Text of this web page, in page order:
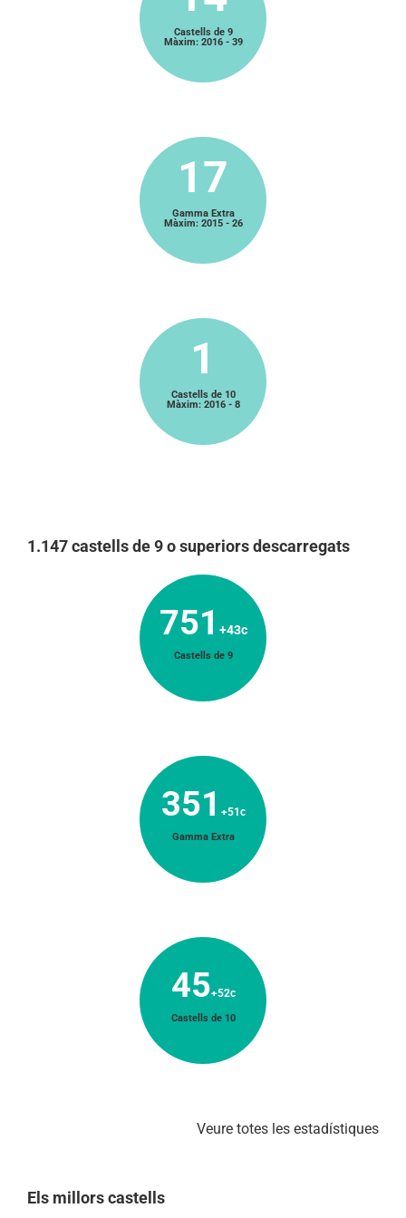
Castells de 9
Màxim: 2016 - 39
17
Gamma Extra
Màxim: 2015 - 26
1
Castells de 10
Màxim: 2016 - 8
1.147 castells de 9 o superiors descarregats
751 +43c
Castells de 9
351 +51c
Gamma Extra
45+52c
Castells de 10
Veure totes les estadístiques
Els millors castells